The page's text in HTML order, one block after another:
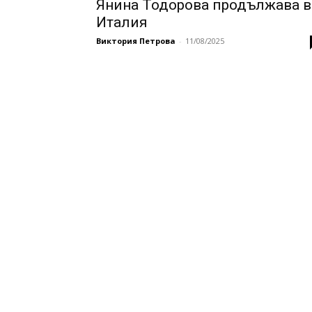
Янина Тодорова продължава в
Италия
Виктория Петрова - 11/08/2025